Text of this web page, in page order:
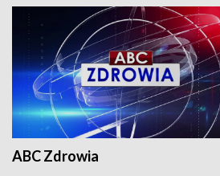
ABC Zdrowia